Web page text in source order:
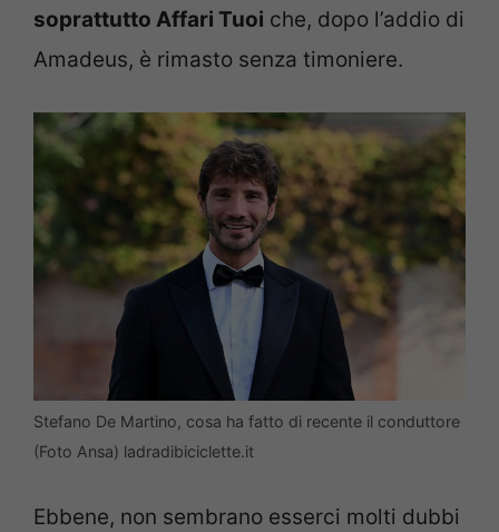
soprattutto Affari Tuoi che, dopo l’addio di
Amadeus, è rimasto senza timoniere.
Stefano De Martino, cosa ha fatto di recente il conduttore
(Foto Ansa) ladradibiciclette.it
Ebbene, non sembrano esserci molti dubbi